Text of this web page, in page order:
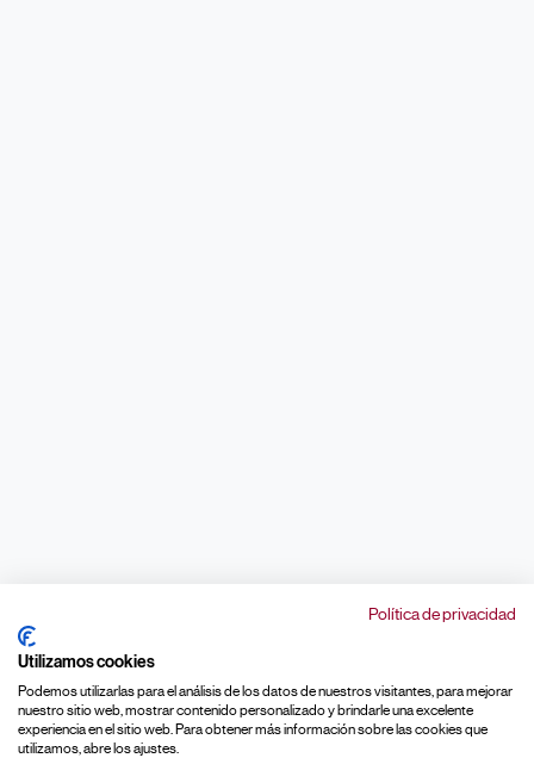
Política de privacidad
Utilizamos cookies
Podemos utilizarlas para el análisis de los datos de nuestros visitantes, para mejorar
nuestro sitio web, mostrar contenido personalizado y brindarle una excelente
experiencia en el sitio web. Para obtener más información sobre las cookies que
utilizamos, abre los ajustes.